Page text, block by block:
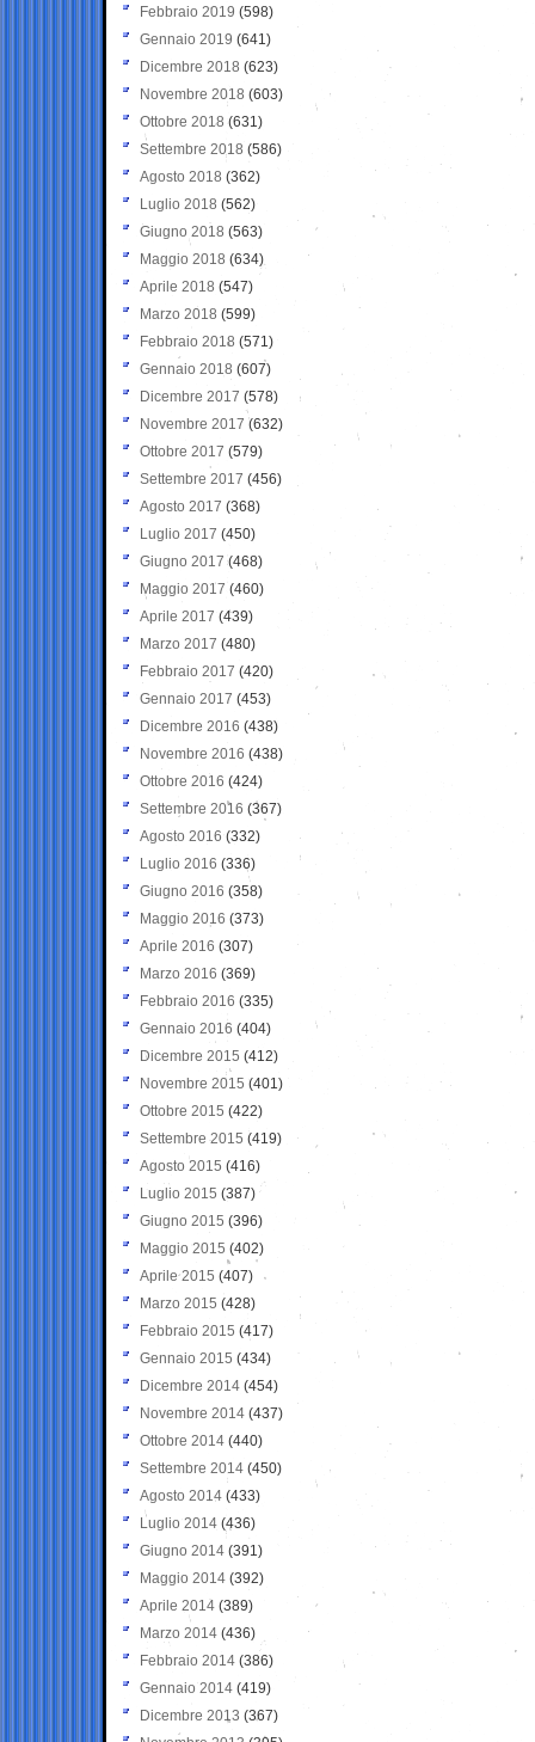
Febbraio 2019 (598)
Gennaio 2019 (641)
Dicembre 2018 (623)
Novembre 2018 (603)
Ottobre 2018 (631)
Settembre 2018 (586)
Agosto 2018 (362)
Luglio 2018 (562)
Giugno 2018 (563)
Maggio 2018 (634)
Aprile 2018 (547)
Marzo 2018 (599)
Febbraio 2018 (571)
Gennaio 2018 (607)
Dicembre 2017 (578)
Novembre 2017 (632)
Ottobre 2017 (579)
Settembre 2017 (456)
Agosto 2017 (368)
Luglio 2017 (450)
Giugno 2017 (468)
Maggio 2017 (460)
Aprile 2017 (439)
Marzo 2017 (480)
Febbraio 2017 (420)
Gennaio 2017 (453)
Dicembre 2016 (438)
Novembre 2016 (438)
Ottobre 2016 (424)
Settembre 2016 (367)
Agosto 2016 (332)
Luglio 2016 (336)
Giugno 2016 (358)
Maggio 2016 (373)
Aprile 2016 (307)
Marzo 2016 (369)
Febbraio 2016 (335)
Gennaio 2016 (404)
Dicembre 2015 (412)
Novembre 2015 (401)
Ottobre 2015 (422)
Settembre 2015 (419)
Agosto 2015 (416)
Luglio 2015 (387)
Giugno 2015 (396)
Maggio 2015 (402)
Aprile 2015 (407)
Marzo 2015 (428)
Febbraio 2015 (417)
Gennaio 2015 (434)
Dicembre 2014 (454)
Novembre 2014 (437)
Ottobre 2014 (440)
Settembre 2014 (450)
Agosto 2014 (433)
Luglio 2014 (436)
Giugno 2014 (391)
Maggio 2014 (392)
Aprile 2014 (389)
Marzo 2014 (436)
Febbraio 2014 (386)
Gennaio 2014 (419)
Dicembre 2013 (367)